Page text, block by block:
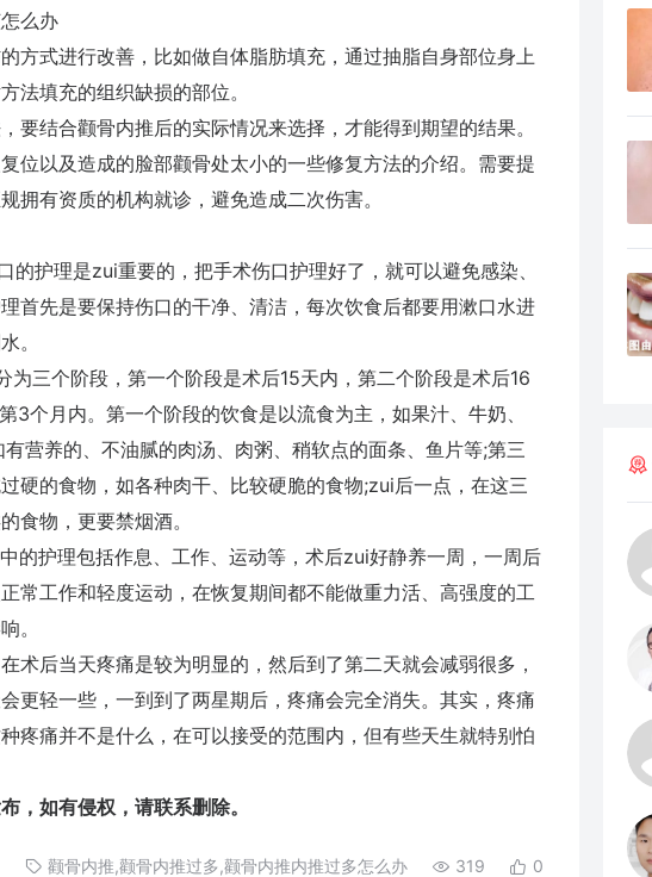
么办
式进行改善，比如做自体脂肪填充，通过抽脂自身部位身上
法填充的组织缺损的部位。
结合颧骨内推后的实际情况来选择，才能得到期望的结果。
以及造成的脸部颧骨处太小的一些修复方法的介绍。需要提
拥有资质的机构就诊，避免造成二次伤害。
的护理是zui重要的，把手术伤口护理好了，就可以避免感染、
首先是要保持伤口的干净、清洁，每次饮食后都要用漱口水进
。
为三个阶段，第一个阶段是术后15天内，第二个阶段是术后16
3个月内。第一个阶段的饮食是以流食为主，如果汁、牛奶、
营养的、不油腻的肉汤、肉粥、稍软点的面条、鱼片等;第三
硬的食物，如各种肉干、比较硬脆的食物;zui后一点，在这三
食物，更要禁烟酒。
的护理包括作息、工作、运动等，术后zui好静养一周，一周后
常工作和轻度运动，在恢复期间都不能做重力活、高强度的工
。
后当天疼痛是较为明显的，然后到了第二天就会减弱很多，
更轻一些，一到到了两星期后，疼痛会完全消失。其实，疼痛
疼痛并不是什么，在可以接受的范围内，但有些天生就特别怕
，如有侵权，请联系删除。
颧骨内推,颧骨内推过多,颧骨内推内推过多怎么办 319 0